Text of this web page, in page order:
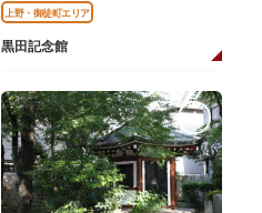
上野・御徒町エリア
黒田記念館